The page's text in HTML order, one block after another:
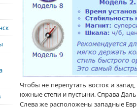
Чтобы не перепутать восток и запад,
южные степи и пустыни.Справа
Слева жерасположены западные